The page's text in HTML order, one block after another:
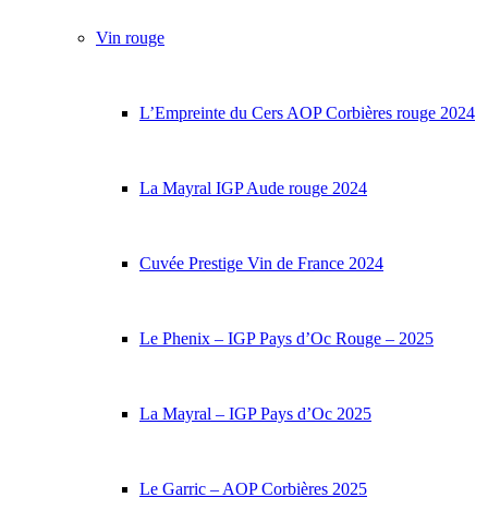
Vin rouge
L’Empreinte du Cers AOP Corbières rouge 2024
La Mayral IGP Aude rouge 2024
Cuvée Prestige Vin de France 2024
Le Phenix – IGP Pays d’Oc Rouge – 2025
La Mayral – IGP Pays d’Oc 2025
Le Garric – AOP Corbières 2025